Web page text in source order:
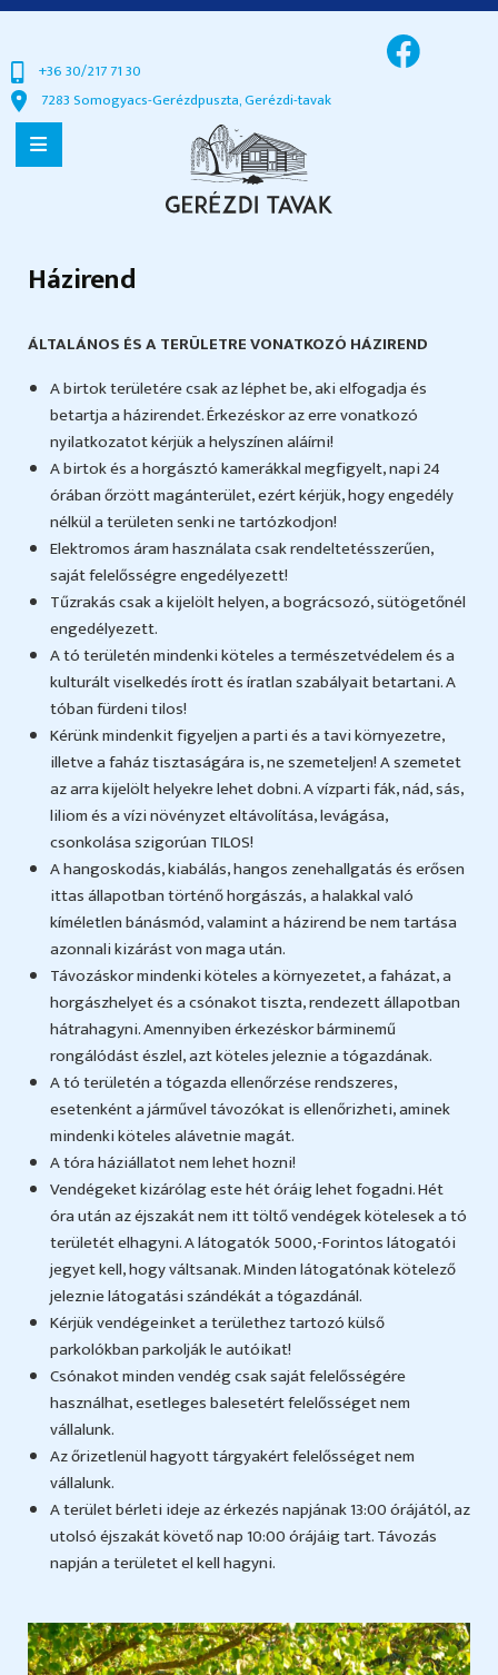
+36 30/217 71 30
7283 Somogyacs-Gerézdpuszta, Gerézdi-tavak
Házirend
ÁLTALÁNOS ÉS A TERÜLETRE VONATKOZÓ HÁZIREND
A birtok területére csak az léphet be, aki elfogadja és
betartja a házirendet. Érkezéskor az erre vonatkozó
nyilatkozatot kérjük a helyszínen aláírni!
A birtok és a horgásztó kamerákkal megfigyelt, napi 24
órában őrzött magánterület, ezért kérjük, hogy engedély
nélkül a területen senki ne tartózkodjon!
Elektromos áram használata csak rendeltetésszerűen,
saját felelősségre engedélyezett!
Tűzrakás csak a kijelölt helyen, a bográcsozó, sütögetőnél
engedélyezett.
A tó területén mindenki köteles a természetvédelem és a
kulturált viselkedés írott és íratlan szabályait betartani. A
tóban fürdeni tilos!
Kérünk mindenkit figyeljen a parti és a tavi környezetre,
illetve a faház tisztaságára is, ne szemeteljen! A szemetet
az arra kijelölt helyekre lehet dobni. A vízparti fák, nád, sás,
liliom és a vízi növényzet eltávolítása, levágása,
csonkolása szigorúan TILOS!
A hangoskodás, kiabálás, hangos zenehallgatás és erősen
ittas állapotban történő horgászás, a halakkal való
kíméletlen bánásmód, valamint a házirend be nem tartása
azonnali kizárást von maga után.
Távozáskor mindenki köteles a környezetet, a faházat, a
horgászhelyet és a csónakot tiszta, rendezett állapotban
hátrahagyni. Amennyiben érkezéskor bárminemű
rongálódást észlel, azt köteles jeleznie a tógazdának.
A tó területén a tógazda ellenőrzése rendszeres,
esetenként a járművel távozókat is ellenőrizheti, aminek
mindenki köteles alávetnie magát.
A tóra háziállatot nem lehet hozni!
Vendégeket kizárólag este hét óráig lehet fogadni. Hét
óra után az éjszakát nem itt töltő vendégek kötelesek a tó
területét elhagyni. A látogatók 5000,-Forintos látogatói
jegyet kell, hogy váltsanak. Minden látogatónak kötelező
jeleznie látogatási szándékát a tógazdánál.
Kérjük vendégeinket a területhez tartozó külső
parkolókban parkolják le autóikat!
Csónakot minden vendég csak saját felelősségére
használhat, esetleges balesetért felelősséget nem
vállalunk.
Az őrizetlenül hagyott tárgyakért felelősséget nem
vállalunk.
A terület bérleti ideje az érkezés napjának 13:00 órájától, az
utolsó éjszakát követő nap 10:00 órájáig tart. Távozás
napján a területet el kell hagyni.